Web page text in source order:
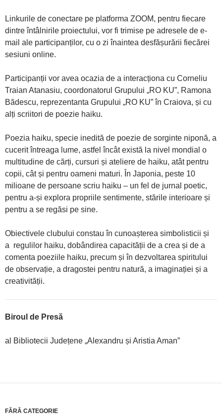
Linkurile de conectare pe platforma ZOOM, pentru fiecare
dintre întâlnirile proiectului, vor fi trimise pe adresele de e-
mail ale participanților, cu o zi înaintea desfășurării fiecărei
sesiuni online.
Participanții vor avea ocazia de a interacționa cu Corneliu
Traian Atanasiu, coordonatorul Grupului „RO KU”, Ramona
Bădescu, reprezentanta Grupului „RO KU” în Craiova, și cu
alți scriitori de poezie haiku.
Poezia haiku, specie inedită de poezie de sorginte niponă, a
cucerit întreaga lume, astfel încât există la nivel mondial o
multitudine de cărți, cursuri și ateliere de haiku, atât pentru
copii, cât și pentru oameni maturi. În Japonia, peste 10
milioane de persoane scriu haiku – un fel de jurnal poetic,
pentru a-și explora propriile sentimente, stările interioare și
pentru a se regăsi pe sine.
Obiectivele clubului constau în cunoașterea simbolisticii și
a regulilor haiku, dobândirea capacității de a crea și de a
comenta poeziile haiku, precum și în dezvoltarea spiritului
de observație, a dragostei pentru natură, a imaginației și a
creativității.
Biroul de Presă
al Bibliotecii Județene „Alexandru și Aristia Aman”
FĂRĂ CATEGORIE